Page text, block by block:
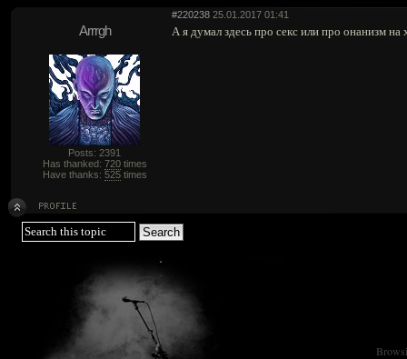
#220238 25.01.2017 01:41
Arrrgh
Posts: 2391
Has thanked: 720times
Have thanks: 525times
А я думал здесь про секс или про онанизм на